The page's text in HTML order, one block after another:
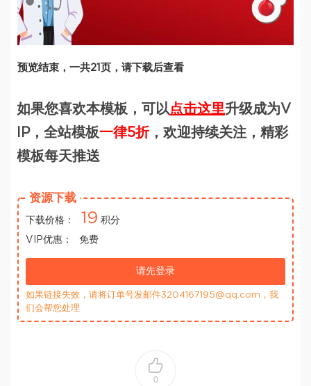
预览结束，一共21页，请下载后查看
如果您喜欢本模板，可以点击这里升级成为V
IP，全站模板一律5折，欢迎持续关注，精彩
模板每天推送
资源下载
下载价格： 19 积分
VIP优惠：
免费
请先登录
如果链接失效，请将订单号发邮件3204167195@qq.com，我
们会帮您处理
0